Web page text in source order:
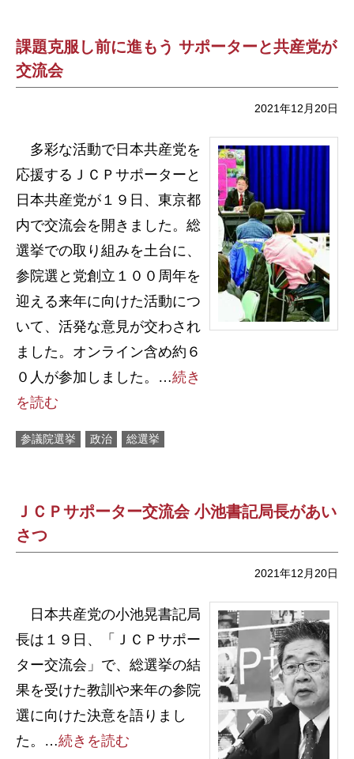
課題克服し前に進もう サポーターと共産党が
交流会
2021年12月20日
多彩な活動で日本共産党を
応援するＪＣＰサポーターと
日本共産党が１９日、東京都
内で交流会を開きました。総
選挙での取り組みを土台に、
参院選と党創立１００周年を
迎える来年に向けた活動につ
いて、活発な意見が交わされ
ました。オンライン含め約６
０人が参加しました。…続き
を読む
参議院選挙 政治 総選挙
ＪＣＰサポーター交流会 小池書記局長があい
さつ
2021年12月20日
日本共産党の小池晃書記局
長は１９日、「ＪＣＰサポー
ター交流会」で、総選挙の結
果を受けた教訓や来年の参院
選に向けた決意を語りまし
た。…続きを読む